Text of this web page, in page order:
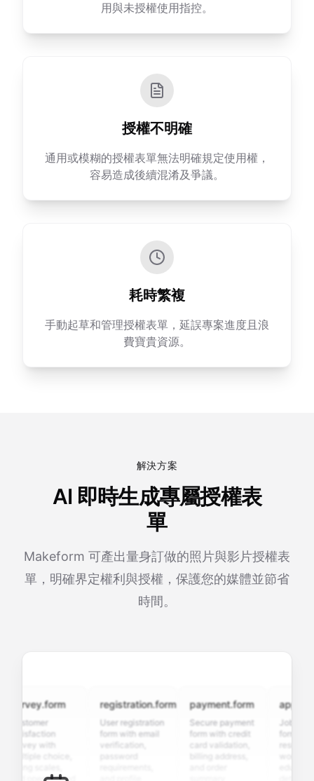
用與未授權使用指控。
授權不明確
通用或模糊的授權表單無法明確規定使用權，
容易造成後續混淆及爭議。
耗時繁複
手動起草和管理授權表單，延誤專案進度且浪
費寶貴資源。
解決方案
AI 即時生成專屬授權表
單
Makeform 可產出量身訂做的照片與影片授權表
單，明確界定權利與授權，保護您的媒體並節省
時間。
with
open-ended
registration.form
User registration
form with email
verification,
payment.form
Secure payment
form with credit
card validation,
Job
form with
resume